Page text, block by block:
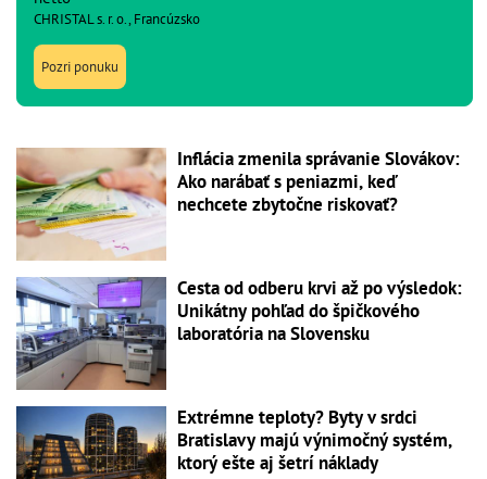
CHRISTAL s. r. o., Francúzsko
Pozri ponuku
Inflácia zmenila správanie Slovákov:
Ako narábať s peniazmi, keď
nechcete zbytočne riskovať?
Cesta od odberu krvi až po výsledok:
Unikátny pohľad do špičkového
laboratória na Slovensku
Extrémne teploty? Byty v srdci
Bratislavy majú výnimočný systém,
ktorý ešte aj šetrí náklady